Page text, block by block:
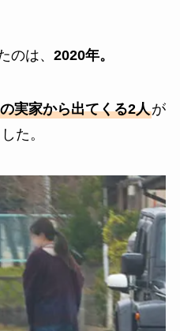
のは、 2020年。
実家から出てくる2人が
た。